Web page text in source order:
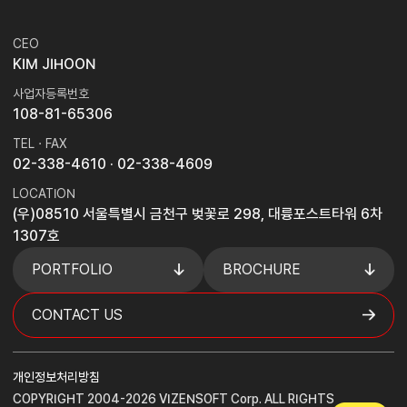
CEO
KIM JIHOON
사업자등록번호
108-81-65306
TEL · FAX
02-338-4610 · 02-338-4609
LOCATION
(우)08510 서울특별시 금천구 벚꽃로 298, 대륭포스트타워 6차
1307호
PORTFOLIO
BROCHURE
CONTACT US
개인정보처리방침
COPYRIGHT 2004-2026 VIZENSOFT Corp. ALL RIGHTS